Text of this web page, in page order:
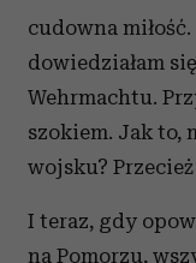
cudowna
dowiedziałam
Wehrmachtu.
szokiem. Jak to,
wojsku?
I teraz, gdy
na Pomorzu,